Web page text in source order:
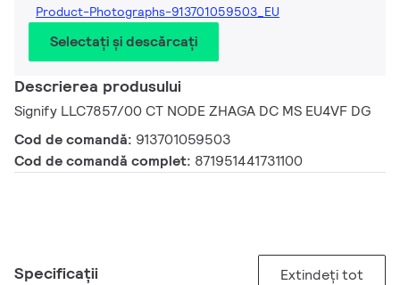
Product-Photographs-913701059503_EU
Selectați și descărcați
Descrierea produsului
Signify LLC7857/00 CT NODE ZHAGA DC MS EU4VF DG
Cod de comandă: 913701059503
Cod de comandă complet: 871951441731100
Specificații Extindeți tot